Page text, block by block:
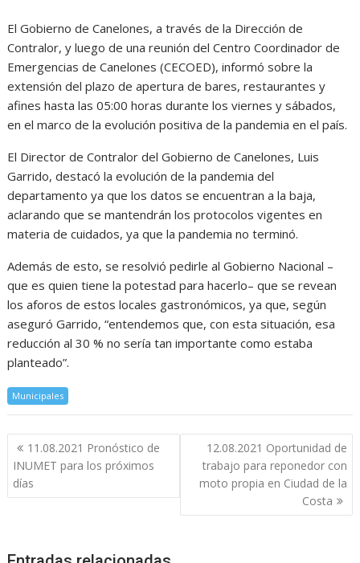
El Gobierno de Canelones, a través de la Dirección de
Contralor, y luego de una reunión del Centro Coordinador de
Emergencias de Canelones (CECOED), informó sobre la
extensión del plazo de apertura de bares, restaurantes y
afines hasta las 05:00 horas durante los viernes y sábados,
en el marco de la evolución positiva de la pandemia en el país.
El Director de Contralor del Gobierno de Canelones, Luis
Garrido, destacó la evolución de la pandemia del
departamento ya que los datos se encuentran a la baja,
aclarando que se mantendrán los protocolos vigentes en
materia de cuidados, ya que la pandemia no terminó.
Además de esto, se resolvió pedirle al Gobierno Nacional –
que es quien tiene la potestad para hacerlo– que se revean
los aforos de estos locales gastronómicos, ya que, según
aseguró Garrido, “entendemos que, con esta situación, esa
reducción al 30 % no sería tan importante como estaba
planteado”.
Municipales
Navegación
de
entradas
11.08.2021 Pronóstico de
INUMET para los próximos
días
12.08.2021 Oportunidad de
trabajo para reponedor con
moto propia en Ciudad de la
Costa